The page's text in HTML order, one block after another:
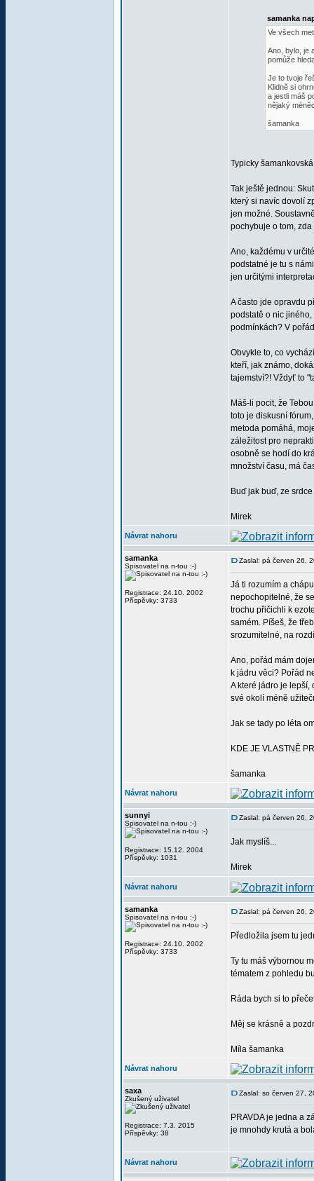
samanka
Ve všech
Ano, bylo, je
pomůže
Je to tvoje
Klidně si
a jestli máš
nějaký
šamanka
Typicky
Tak ještě jednou:
který si navíc dovolí
jen možné.
pochybuje o tom,
Ano, každému v
podstatné je tu s
jen určitými
A často jde opravdu
podstatě o nic
podmínkách? V
Obvykle to, co
kteří, jak známo,
tajemství?! Vždyť to
Máš-li pocit, že
toto je diskusní
metoda pomáhá,
záležitost pro
osobně se hodí do
množství času, má
Buď jak buď, ze
Mirek
Návrat nahoru
samanka
Spisovatel na n-tou :-)
Registrace: 24.10. 2002
Příspěvky: 3733
Zaslal: pá červen 26,
Já ti rozumím a
nepochopitelné, že
trochu přičichli k
samém. Píšeš, že
srozumitelné, na
Ano, pořád mám
k jádru věci? Pořád
A které jádro je lepší,
své okolí méně
Jak se tady po léta
KDE JE VLASTNĚ
šamanka
Návrat nahoru
sunnyi
Spisovatel na n-tou :-)
Registrace: 15.12. 2004
Příspěvky: 1031
Zaslal: pá červen 26,
Jak myslíš...
Mirek
Návrat nahoru
samanka
Spisovatel na n-tou :-)
Registrace: 24.10. 2002
Příspěvky: 3733
Zaslal: pá červen 26,
Předložila jsem tu
Ty tu máš výbornou
tématem z pohledu
Ráda bych si to
Měj se krásně a
Míla šamanka
Návrat nahoru
saxa
Zkušený uživatel
Registrace: 7.3. 2015
Příspěvky: 38
Zaslal: so červen 27,
PRAVDA je jedna a
je mnohdy krutá a
Návrat nahoru